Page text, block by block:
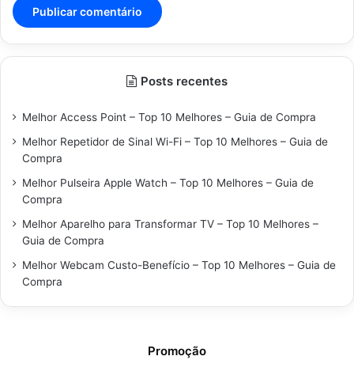
Posts recentes
Melhor Access Point – Top 10 Melhores – Guia de Compra
Melhor Repetidor de Sinal Wi-Fi – Top 10 Melhores – Guia de
Compra
Melhor Pulseira Apple Watch – Top 10 Melhores – Guia de
Compra
Melhor Aparelho para Transformar TV – Top 10 Melhores –
Guia de Compra
Melhor Webcam Custo-Benefício – Top 10 Melhores – Guia de
Compra
Promoção